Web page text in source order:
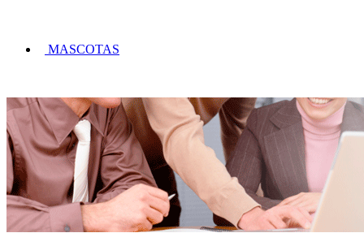
MASCOTAS